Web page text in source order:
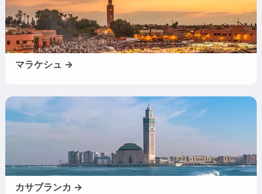
マラケシュ →
カサブランカ →